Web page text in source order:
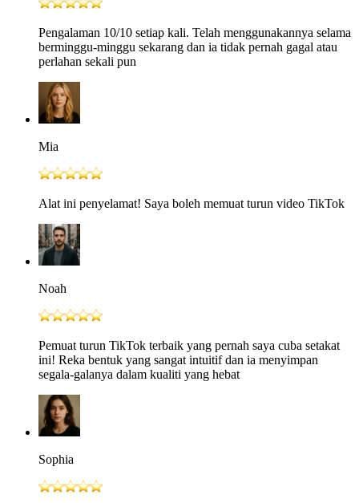
Pengalaman 10/10 setiap kali. Telah menggunakannya selama
berminggu-minggu sekarang dan ia tidak pernah gagal atau
perlahan sekali pun
Mia
Alat ini penyelamat! Saya boleh memuat turun video TikTok
Noah
Pemuat turun TikTok terbaik yang pernah saya cuba setakat
ini! Reka bentuk yang sangat intuitif dan ia menyimpan
segala-galanya dalam kualiti yang hebat
Sophia